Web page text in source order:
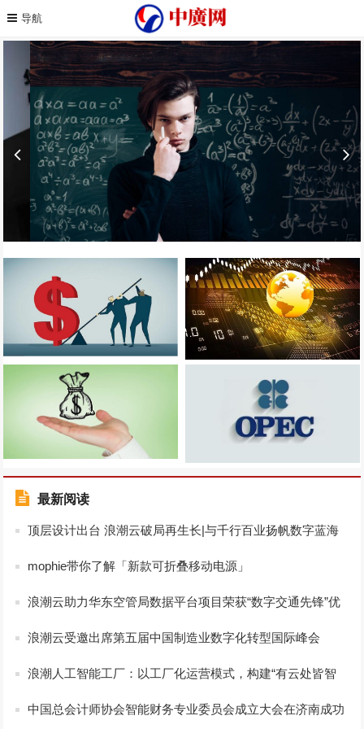
最新阅读
顶层设计出台 浪潮云破局再生长|与千行百业扬帆数字蓝海
mophie带你了解「新款可折叠移动电源」
浪潮云助力华东空管局数据平台项目荣获“数字交通先锋”优
浪潮云受邀出席第五届中国制造业数字化转型国际峰会
浪潮人工智能工厂：以工厂化运营模式，构建“有云处皆智
中国总会计师协会智能财务专业委员会成立大会在济南成功